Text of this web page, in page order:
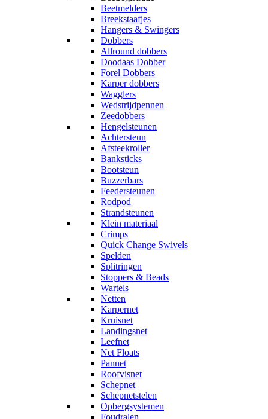
Beetmelders
Breekstaafjes
Hangers & Swingers
Dobbers
Allround dobbers
Doodaas Dobber
Forel Dobbers
Karper dobbers
Wagglers
Wedstrijdpennen
Zeedobbers
Hengelsteunen
Achtersteun
Afsteekroller
Banksticks
Bootsteun
Buzzerbars
Feedersteunen
Rodpod
Strandsteunen
Klein materiaal
Crimps
Quick Change Swivels
Spelden
Splitringen
Stoppers & Beads
Wartels
Netten
Karpernet
Kruisnet
Landingsnet
Leefnet
Net Floats
Pannet
Roofvisnet
Schepnet
Schepnetstelen
Opbergsystemen
Foudralen